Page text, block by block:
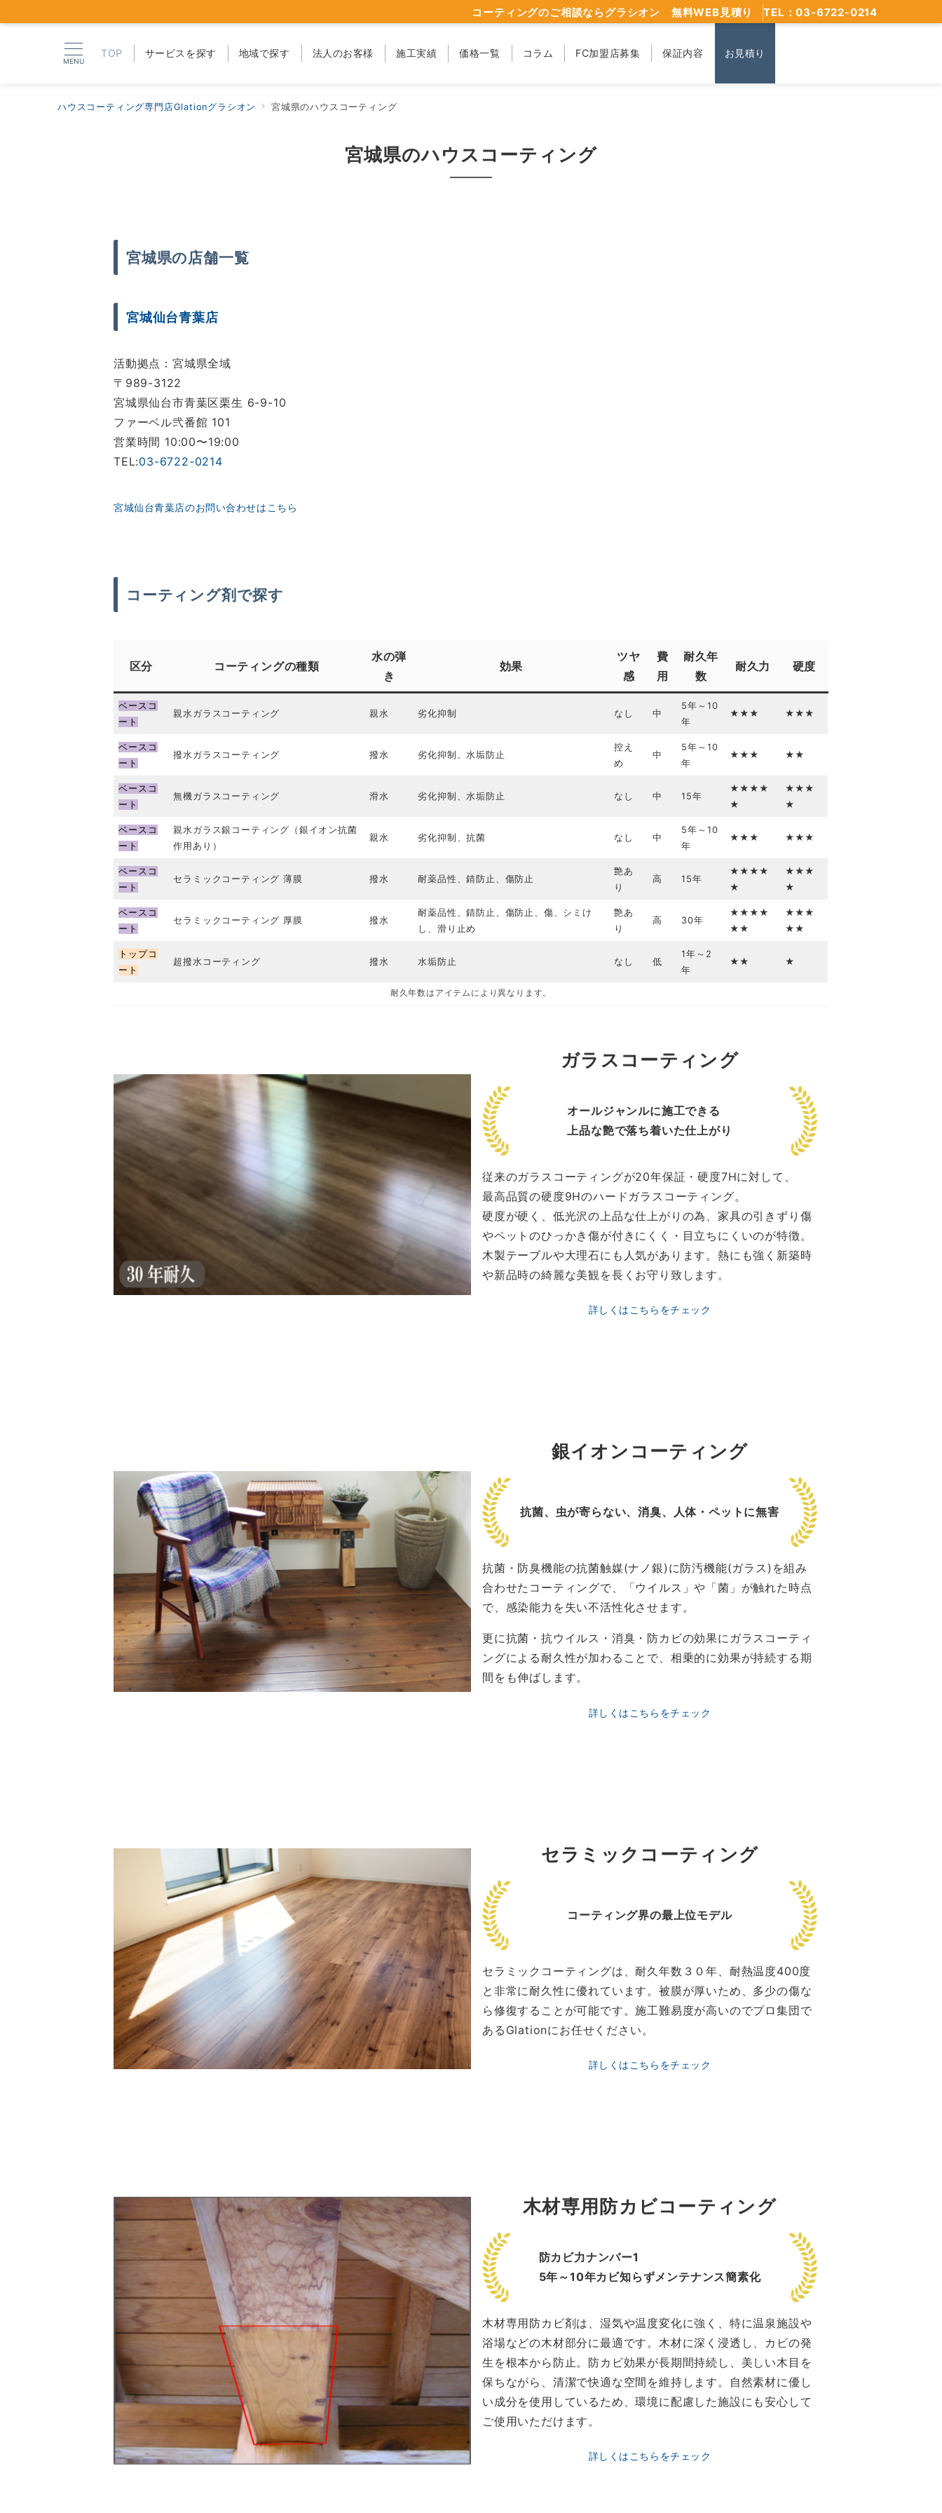
MENU
TOP サービスを探す 地域で探す 法人のお客様 施工実績 価格一覧 コラム FC加盟店募集 保証内容 お見積り
コーティングのご相談ならグラシオン 無料WEB見積り TEL：03-6722-0214
ハウスコーティング専門店Glationグラシオン 宮城県のハウスコーティング
宮城県のハウスコーティング
宮城県の店舗一覧
宮城仙台青葉店
活動拠点：宮城県全域
〒989-3122
宮城県仙台市青葉区栗生 6-9-10
ファーベル弐番館 101
営業時間 10:00〜19:00
TEL:03-6722-0214
宮城仙台青葉店のお問い合わせはこちら
コーティング剤で探す
区分 コーティングの種類
水の弾
き
効果
ツヤ
感
費
用
耐久年
数
耐久力 硬度
ベースコ
ート
親水ガラスコーティング 親水 劣化抑制 なし 中
5年～10
年
★★★ ★★★
ベースコ
ート
撥水ガラスコーティング 撥水 劣化抑制、水垢防止
控え
め
中
5年～10
年
★★★ ★★
ベースコ
ート
無機ガラスコーティング 滑水 劣化抑制、水垢防止 なし 中 15年
★★★★
★
★★★
★
ベースコ
ート
親水ガラス銀コーティング（銀イオン抗菌
作用あり）
親水 劣化抑制、抗菌 なし 中
5年～10
年
★★★ ★★★
ベースコ
ート
セラミックコーティング 薄膜 撥水 耐薬品性、錆防止、傷防止
艶あ
り
高 15年
★★★★
★
★★★
★
ベースコ
ート
セラミックコーティング 厚膜 撥水
耐薬品性、錆防止、傷防止、傷、シミけ
し、滑り止め
艶あ
り
高 30年
★★★★
★★
★★★
★★
トップコ
ート
超撥水コーティング 撥水 水垢防止 なし 低
1年～2
年
★★ ★
耐久年数はアイテムにより異なります。
ガラスコーティング
オールジャンルに施工できる
上品な艶で落ち着いた仕上がり
従来のガラスコーティングが20年保証・硬度7Hに対して、
最高品質の硬度9Hのハードガラスコーティング。
硬度が硬く、低光沢の上品な仕上がりの為、家具の引きずり傷
やペットのひっかき傷が付きにくく・目立ちにくいのが特徴。
木製テーブルや大理石にも人気があります。熱にも強く新築時
や新品時の綺麗な美観を長くお守り致します。
詳しくはこちらをチェック
銀イオンコーティング
抗菌、虫が寄らない、消臭、人体・ペットに無害
抗菌・防臭機能の抗菌触媒(ナノ銀)に防汚機能(ガラス)を組み
合わせたコーティングで、「ウイルス」や「菌」が触れた時点
で、感染能力を失い不活性化させます。
更に抗菌・抗ウイルス・消臭・防カビの効果にガラスコーティ
ングによる耐久性が加わることで、相乗的に効果が持続する期
間をも伸ばします。
詳しくはこちらをチェック
セラミックコーティング
コーティング界の最上位モデル
セラミックコーティングは、耐久年数３０年、耐熱温度400度
と非常に耐久性に優れています。被膜が厚いため、多少の傷な
ら修復することが可能です。施工難易度が高いのでプロ集団で
あるGlationにお任せください。
詳しくはこちらをチェック
木材専用防カビコーティング
防カビ力ナンバー1
5年～10年カビ知らずメンテナンス簡素化
木材専用防カビ剤は、湿気や温度変化に強く、特に温泉施設や
浴場などの木材部分に最適です。木材に深く浸透し、カビの発
生を根本から防止。防カビ効果が長期間持続し、美しい木目を
保ちながら、清潔で快適な空間を維持します。自然素材に優し
い成分を使用しているため、環境に配慮した施設にも安心して
ご使用いただけます。
詳しくはこちらをチェック